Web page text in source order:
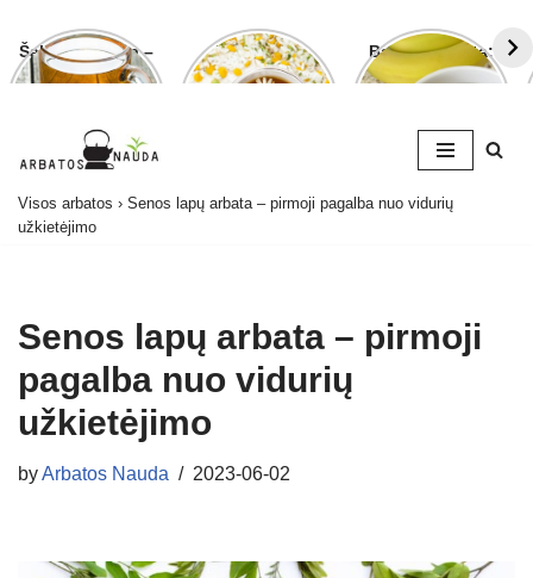
Šalavijo arbata –
ligoms gydyti ir
Ramunėlių
arbata pagelbės
Bananų arbata:
kuo ji naudinga
to
Visos arbatos › Senos lapų arbata – pirmoji pagalba nuo vidurių
užkietėjimo
Senos lapų arbata – pirmoji
pagalba nuo vidurių
užkietėjimo
byArbatos Nauda 2023-06-02